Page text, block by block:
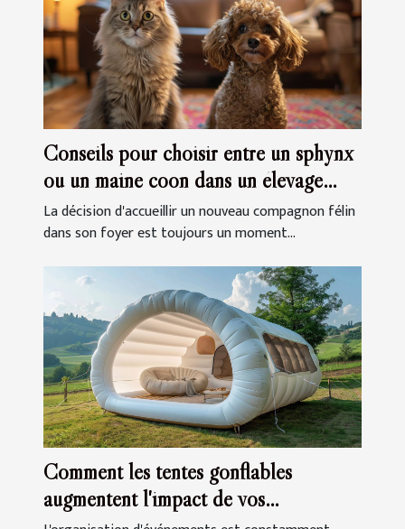
Conseils pour choisir entre un sphynx
ou un maine coon dans un élevage
familial
La décision d'accueillir un nouveau compagnon félin
dans son foyer est toujours un moment...
Comment les tentes gonflables
augmentent l'impact de vos